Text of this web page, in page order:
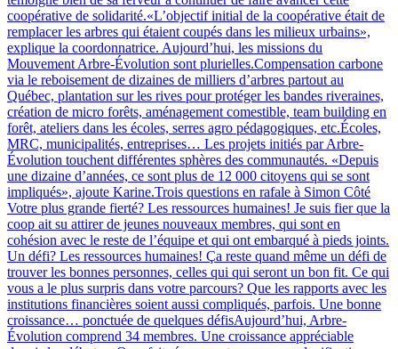
coopérative de solidarité.«L’objectif initial de la coopérative était de
remplacer les arbres qui étaient coupés dans les milieux urbains»,
explique la coordonnatrice. Aujourd’hui, les missions du
Mouvement Arbre-Évolution sont plurielles.Compensation carbone
via le reboisement de dizaines de milliers d’arbres partout au
Québec, plantation sur les rives pour protéger les bandes riveraines,
création de micro forêts, aménagement comestible, team building en
forêt, ateliers dans les écoles, serres agro pédagogiques, etc.Écoles,
MRC, municipalités, entreprises… Les projets initiés par Arbre-
Évolution touchent différentes sphères des communautés. «Depuis
une dizaine d’années, ce sont plus de 12 000 citoyens qui se sont
impliqués», ajoute Karine.Trois questions en rafale à Simon Côté
Votre plus grande fierté? Les ressources humaines! Je suis fier que la
coop ait su attirer de jeunes nouveaux membres, qui sont en
cohésion avec le reste de l’équipe et qui ont embarqué à pieds joints.
Un défi? Les ressources humaines! Ça reste quand même un défi de
trouver les bonnes personnes, celles qui qui seront un bon fit. Ce qui
vous a le plus surpris dans votre parcours? Que les rapports avec les
institutions financières soient aussi compliqués, parfois. Une bonne
croissance… ponctuée de quelques défisAujourd’hui, Arbre-
Évolution comprend 34 membres. Une croissance appréciable